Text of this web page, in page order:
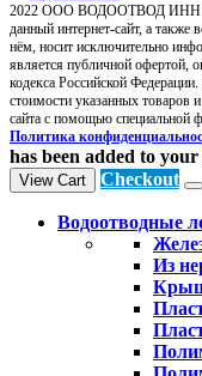
2022 ООО ВОДООТВОД ИНН
данный интернет-сайт, а также
нём, носит исключительно
является публичной офертой,
кодекса Российской
стоимости указанных товаров
сайта с помощью специальной
Политика
has been added to
View Cart Checkout
Водоотводные
Из